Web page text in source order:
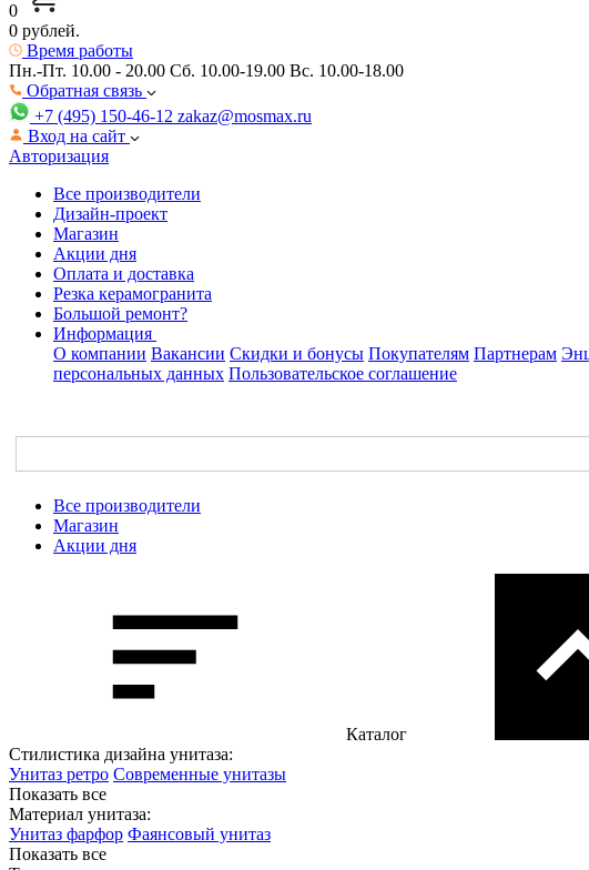
0
0 рублей.
Время работы
Пн.-Пт. 10.00 - 20.00 Сб. 10.00-19.00 Вс. 10.00-18.00
Обратная связь
+7 (495) 150-46-12 zakaz@mosmax.ru
Вход на сайт
Авторизация
Все производители
Дизайн-проект
Магазин
Акции дня
Оплата и доставка
Резка керамогранита
Большой ремонт?
Информация
О компании Вакансии Скидки и бонусы Покупателям Партнерам
персональных данных Пользовательское соглашение
Все производители
Магазин
Акции дня
Каталог
Стилистика дизайна унитаза:
Унитаз ретро Современные унитазы
Показать все
Материал унитаза:
Унитаз фарфор Фаянсовый унитаз
Показать все